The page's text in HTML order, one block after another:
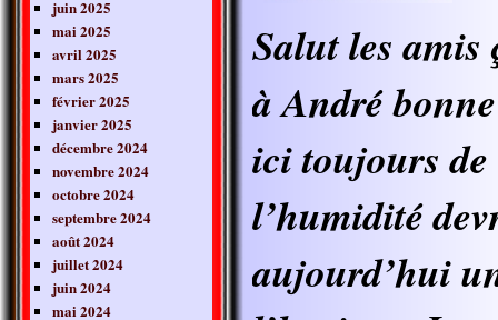
juin 2025
mai 2025
avril 2025
mars 2025
février 2025
janvier 2025
décembre 2024
novembre 2024
octobre 2024
septembre 2024
août 2024
juillet 2024
juin 2024
mai 2024
Salut les amis
à André
ici toujours
l’humidité
aujourd’hui